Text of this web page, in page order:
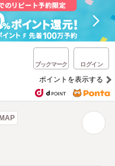
ブックマーク ログイン
ポイントを表示する
MAP